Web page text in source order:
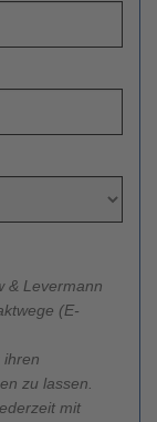
& Levermann
(E-
ihren
zu lassen.
mit